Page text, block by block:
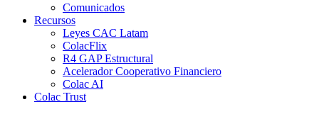
Comunicados
Recursos
Leyes CAC Latam
ColacFlix
R4 GAP Estructural
Acelerador Cooperativo Financiero
Colac AI
Colac Trust